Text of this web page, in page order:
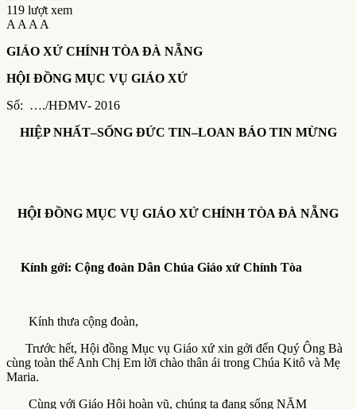
119 lượt xem
A A A A
GIÁO XỨ CHÍNH TÒA ĐÀ NẴNG
HỘI ĐỒNG MỤC VỤ GIÁO XỨ
Số: …./HĐMV- 2016
HIỆP NHẤT–SỐNG ĐỨC TIN–LOAN BÁO TIN MỪNG
HỘI ĐỒNG MỤC VỤ GIÁO XỨ CHÍNH TÒA ĐÀ NẴNG
Kính gởi: Cộng đoàn Dân Chúa Giáo xứ Chính Tòa
Kính thưa cộng đoàn,
Trước hết, Hội đồng Mục vụ Giáo xứ xin gởi đến Quý Ông Bà
cùng toàn thể Anh Chị Em lời chào thân ái trong Chúa Kitô và Mẹ
Maria.
Cùng với Giáo Hội hoàn vũ, chúng ta đang sống NĂM